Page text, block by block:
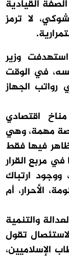
القيادية
لا ترمز
وزير
في الوقت
رواتب الجهاز
اقتصادي
مهمة، وهي
فيها فقط
مربع القرار
ووجود ارتباك
الأحرار، أم
والتنمية
تقول
الإسلاميين،